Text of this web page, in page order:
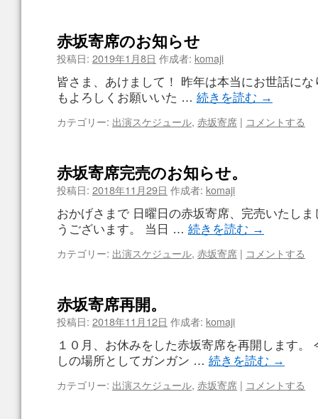
赤坂寄席のお知らせ
投稿日: 2019年1月8日 作成者: komaji
皆さま、あけまして！ 昨年は本当にお世話に
もよろしくお願いいた … 続きを読む →
カテゴリー: 出演スケジュール, 赤坂寄席 | コメントする
赤坂寄席完売のお知らせ。
投稿日: 2018年11月29日 作成者: komaji
おかげさまで 日曜日の赤坂寄席、完売いたし
うございます。 当日 … 続きを読む →
カテゴリー: 出演スケジュール, 赤坂寄席 | コメントする
赤坂寄席再開。
投稿日: 2018年11月12日 作成者: komaji
１０月、お休みをした赤坂寄席を再開します。
しの場所としてガンガン … 続きを読む →
カテゴリー: 出演スケジュール, 赤坂寄席 | コメントする